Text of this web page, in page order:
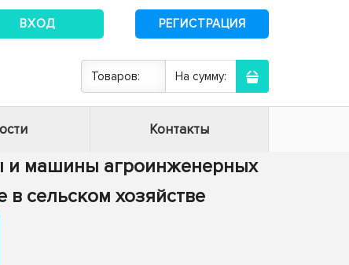
ВХОД РЕГИСТРАЦИЯ
Товаров: На сумму:
Контакты
и машины агроинженерных
в сельском хозяйстве